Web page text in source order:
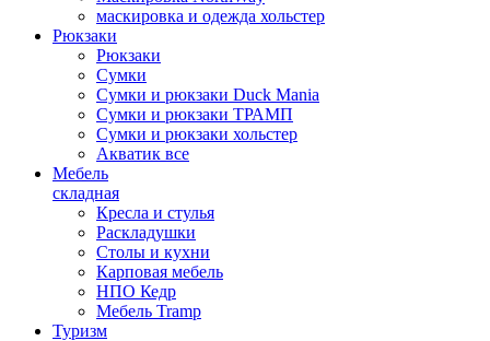
маскировка и одежда хольстер
Рюкзаки
Рюкзаки
Сумки
Сумки и рюкзаки Duck Mania
Сумки и рюкзаки ТРАМП
Сумки и рюкзаки хольстер
Акватик все
Мебель
складная
Кресла и стулья
Раскладушки
Столы и кухни
Карповая мебель
НПО Кедр
Мебель Tramp
Туризм